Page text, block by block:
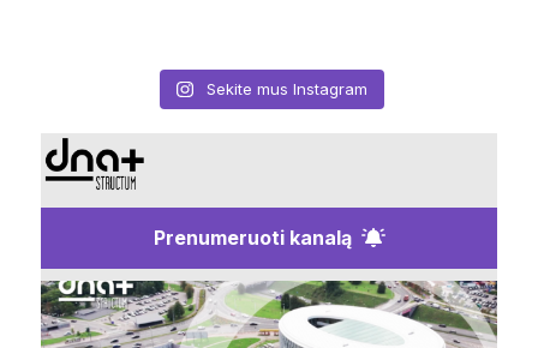
Sekite mus Instagram
Prenumeruoti kanalą